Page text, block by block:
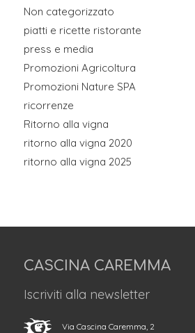
Non categorizzato
piatti e ricette ristorante
press e media
Promozioni Agricoltura
Promozioni Nature SPA
ricorrenze
Ritorno alla vigna
ritorno alla vigna 2020
ritorno alla vigna 2025
CASCINA CAREMMA
Iscriviti alla newsletter
Via Cascina Caremma, 2